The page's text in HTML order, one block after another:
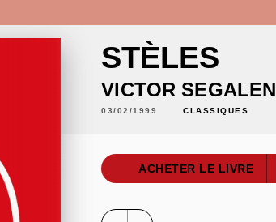
STÈLES
VICTOR SEGALEN
03/02/1999 CLASSIQUES
ACHETER LE LIVRE